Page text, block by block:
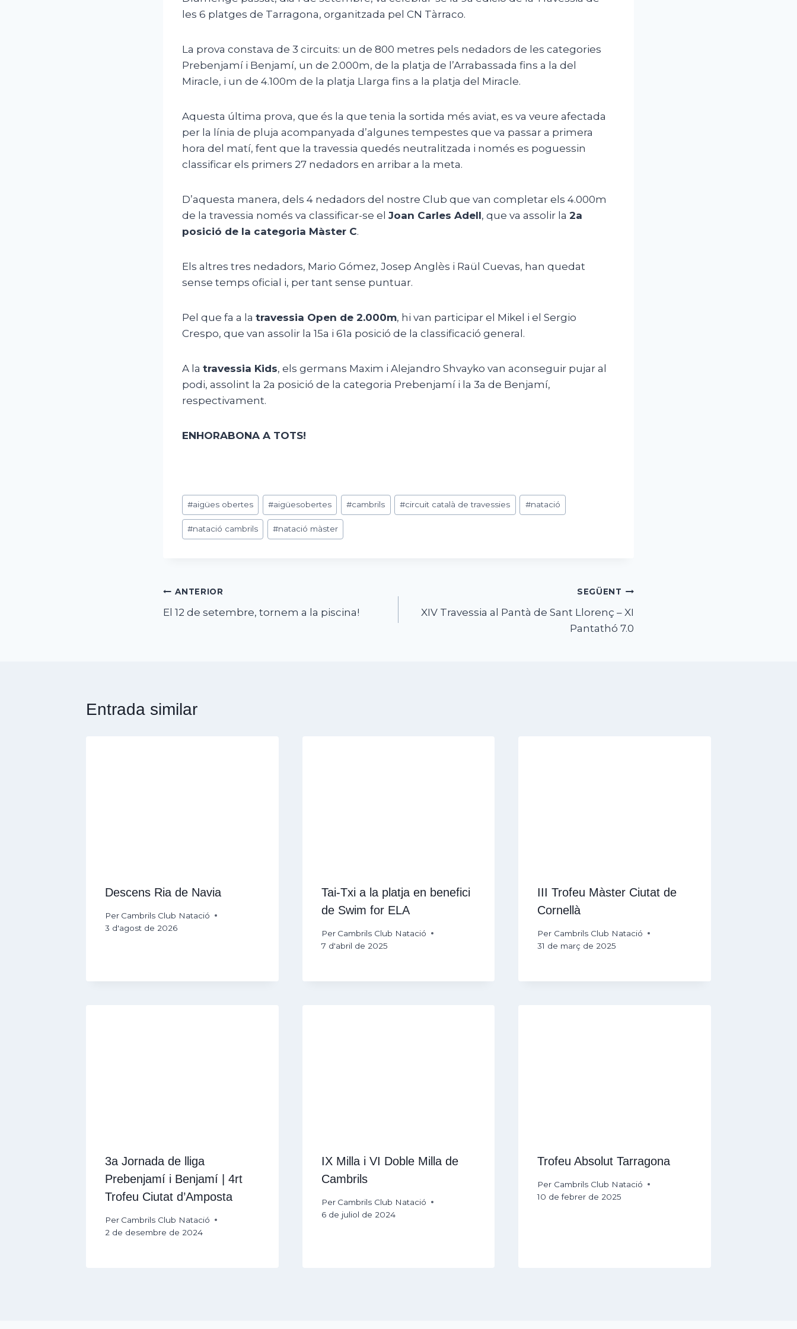
les 6 platges de Tarragona, organitzada pel CN Tàrraco.
La prova constava de 3 circuits: un de 800 metres pels nedadors de les categories
Prebenjamí i Benjamí, un de 2.000m, de la platja de l’Arrabassada fins a la del
Miracle, i un de 4.100m de la platja Llarga fins a la platja del Miracle.
Aquesta última prova, que és la que tenia la sortida més aviat, es va veure afectada
per la línia de pluja acompanyada d’algunes tempestes que va passar a primera
hora del matí, fent que la travessia quedés neutralitzada i només es poguessin
classificar els primers 27 nedadors en arribar a la meta.
D’aquesta manera, dels 4 nedadors del nostre Club que van completar els 4.000m
de la travessia només va classificar-se el Joan Carles Adell, que va assolir la 2a
posició de la categoria Màster C.
Els altres tres nedadors, Mario Gómez, Josep Anglès i Raül Cuevas, han quedat
sense temps oficial i, per tant sense puntuar.
Pel que fa a la travessia Open de 2.000m, hi van participar el Mikel i el Sergio
Crespo, que van assolir la 15a i 61a posició de la classificació general.
A la travessia Kids, els germans Maxim i Alejandro Shvayko van aconseguir pujar al
podi, assolint la 2a posició de la categoria Prebenjamí i la 3a de Benjamí,
respectivament.
ENHORABONA A TOTS!
Etiquetes
d'entrada
#aigües obertes #aigüesobertes #cambrils #circuit català de travessies #natació
#natació cambrils #natació màster
Navegació
d'entrades
ANTERIOR
El 12 de setembre, tornem a la piscina!
SEGÜENT
XIV Travessia al Pantà de Sant Llorenç – XI
Pantathó 7.0
Entrada similar
Descens Ria de Navia
Per Cambrils Club Natació
3 d'agost de 2026
Tai-Txi a la platja en benefici
de Swim for ELA
Per Cambrils Club Natació
7 d'abril de 2025
III Trofeu Màster Ciutat de
Cornellà
Per Cambrils Club Natació
31 de març de 2025
3a Jornada de lliga
Prebenjamí i Benjamí | 4rt
Trofeu Ciutat d’Amposta
Per Cambrils Club Natació
2 de desembre de 2024
IX Milla i VI Doble Milla de
Cambrils
Per Cambrils Club Natació
6 de juliol de 2024
Trofeu Absolut Tarragona
Per Cambrils Club Natació
10 de febrer de 2025